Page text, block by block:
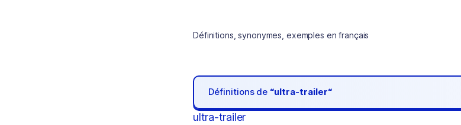
Définitions, synonymes, exemples en français
Définitions de “ultra-trailer“
ultra-trailer